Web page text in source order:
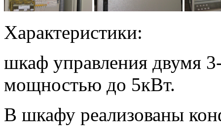
Характеристики:
шкаф управления двумя
мощностью до 5кВт.
В шкафу реализованы